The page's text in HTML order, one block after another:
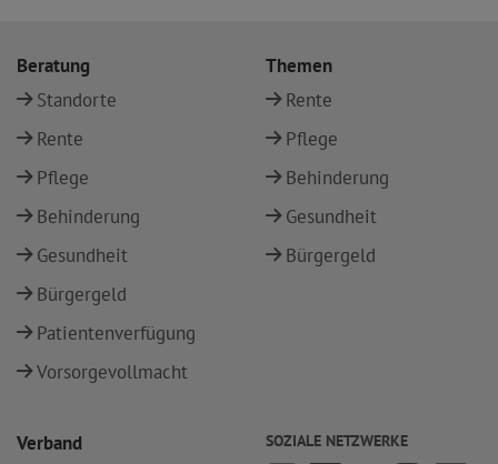
Beratung
Standorte
Rente
Pflege
Behinderung
Gesundheit
Bürgergeld
Patientenverfügung
Vorsorgevollmacht
Themen
Rente
Pflege
Behinderung
Gesundheit
Bürgergeld
Verband
SOZIALE NETZWERKE